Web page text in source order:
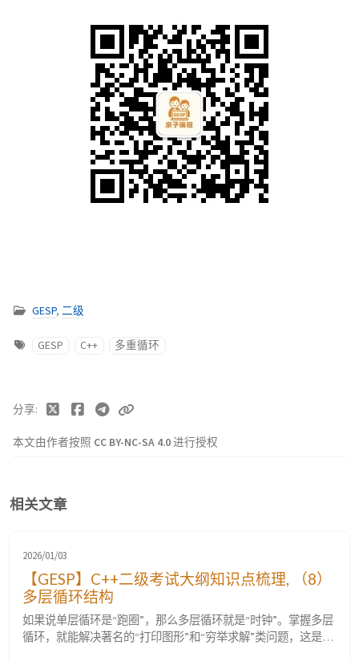
GESP, 二级
GESP C++ 多重循环
本文由作者按照 CC BY-NC-SA 4.0进行授权
分享
相关文章
2026/01/03
【GESP】C++二级考试大纲知识点梳理, （8）
多层循环结构
如果说单层循环是“跑圈”，那么多层循环就是“时钟”。掌握多层
循环，就能解决著名的“打印图形”和“穷举求解”类问题，这是二